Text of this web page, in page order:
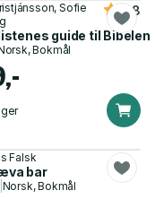
Sofie
guide til Bibelen
4.8
Bokmål
Falsk
bar
Norsk, Bokmål